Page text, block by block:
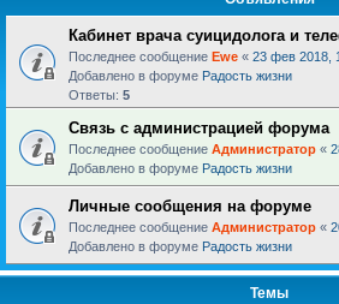
Кабинет врача суицидолога и
Последнее сообщение Ewe « 23 фев 2018,
Добавлено в форуме Радость жизни
Ответы: 5
Связь с администрацией форума
Последнее сообщение Администратор «
Добавлено в форуме Радость жизни
Личные сообщения на форуме
Последнее сообщение Администратор «
Добавлено в форуме Радость жизни
Темы